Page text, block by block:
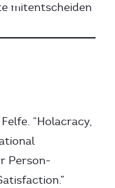
mitentscheiden
“Holacracy,
Person-